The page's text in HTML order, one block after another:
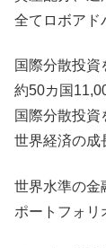
全てロボアド
国際分散投資
約50カ国
国際分散投資
世界経済の成
世界水準の金
ポートフォリ